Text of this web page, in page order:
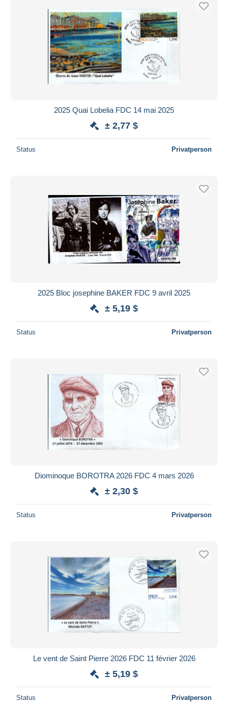
Kostenloser Versand
Zahlungsmethoden
PayPal
Banküberweisung
Visa
iDeal
Übernehmen
2025 Quai Lobelia FDC 14 mai 2025
± 2,77 $
Status Privatperson
2025 Bloc josephine BAKER FDC 9 avril 2025
± 5,19 $
Status Privatperson
Diominoque BOROTRA 2026 FDC 4 mars 2026
± 2,30 $
Status Privatperson
Le vent de Saint Pierre 2026 FDC 11 février 2026
± 5,19 $
Status Privatperson